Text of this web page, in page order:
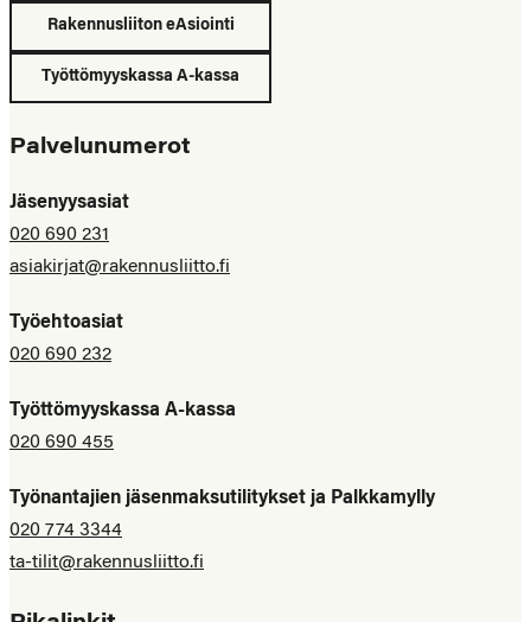
Rakennusliiton eAsiointi
Työttömyyskassa A-kassa
Palvelunumerot
Jäsenyysasiat
020 690 231
asiakirjat@rakennusliitto.fi
Työehtoasiat
020 690 232
Työttömyyskassa A-kassa
020 690 455
Työnantajien jäsenmaksutilitykset ja Palkkamylly
020 774 3344
ta-tilit@rakennusliitto.fi